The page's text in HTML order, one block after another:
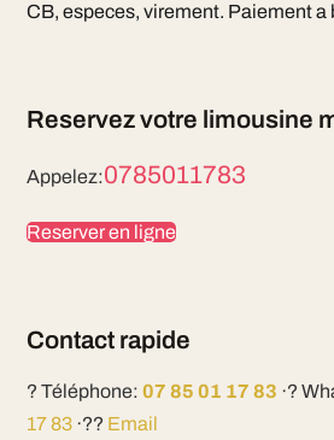
CB, especes, virement. Paiement a
Reservez votre limousine
Appelez:0785011783
Reserver en ligne
Contact rapide
? Téléphone: 07 85 01 17 83 ·?
17 83·?? Email